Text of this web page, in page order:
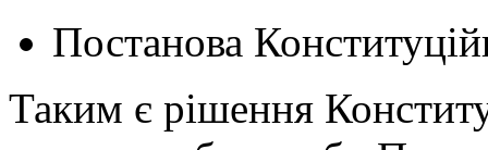
Постанова
Таким є рішення